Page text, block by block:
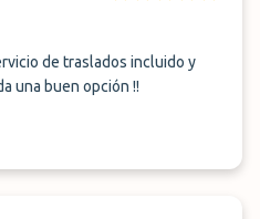
de traslados incluido y
una buen opción !!